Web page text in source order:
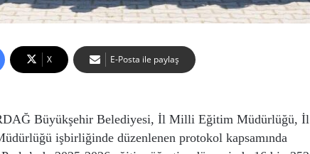
X E-Posta ile paylaş
Büyükşehir Belediyesi, İl Milli Eğitim Müdürlüğü, İl
işbirliğinde düzenlenen protokol kapsamında